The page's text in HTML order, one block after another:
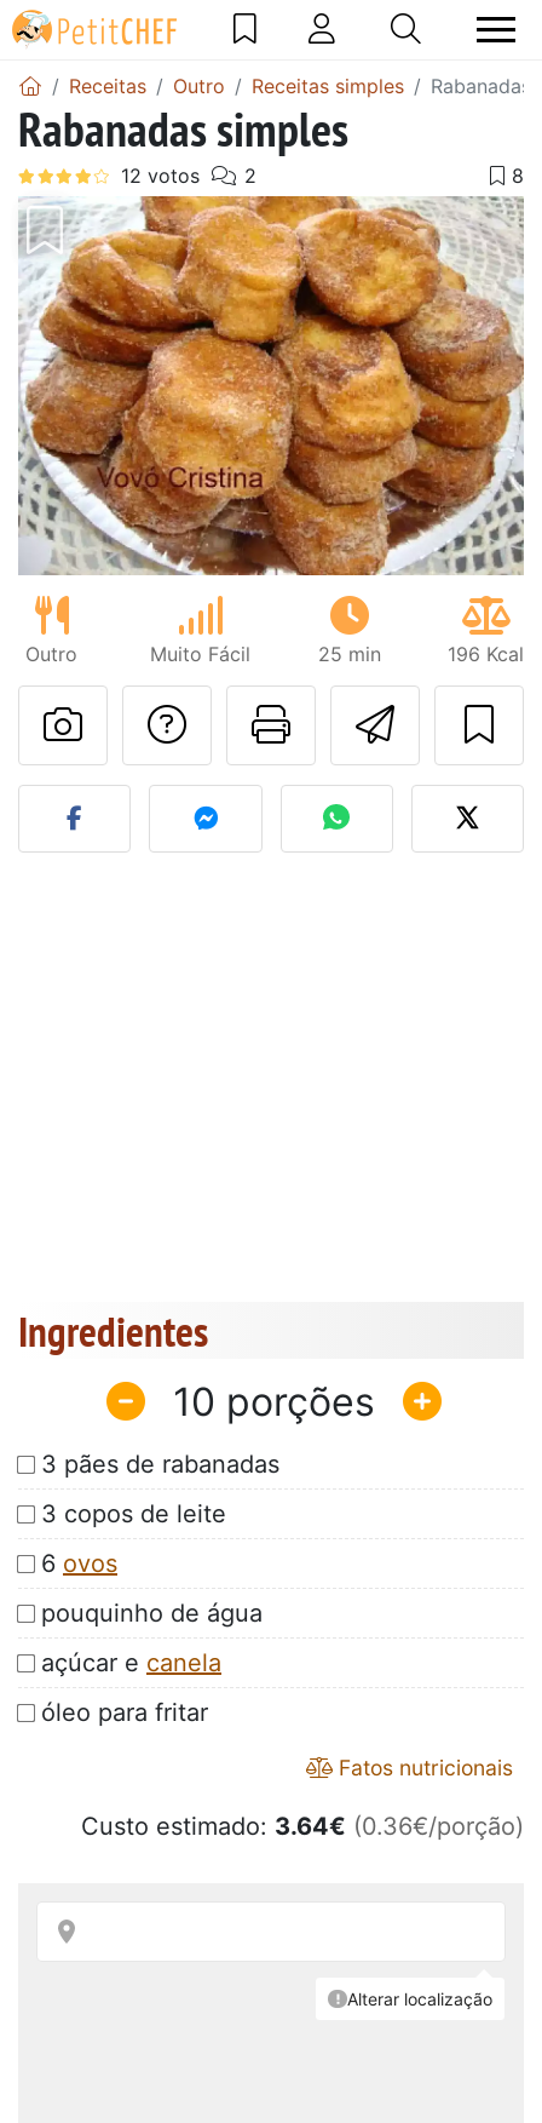
Receitas Outro Receitas simples Rabanadas
Rabanadas simples
Outro Muito Fácil 25 min 196 Kcal
Imprima
Falar com o autor
Fez esta receita?
Ingredientes
10
3 pães de rabanadas
3 copos de leite
6 ovos
pouquinho de água
açúcar e canela
óleo para fritar
Fatos nutricionais
Custo estimado: 3.64€ (0.36€/porção)